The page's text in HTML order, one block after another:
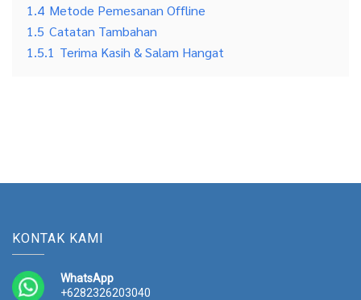
1.4 Metode Pemesanan Offline
1.5 Catatan Tambahan
1.5.1 Terima Kasih & Salam Hangat
KONTAK KAMI
WhatsApp
+6282326203040